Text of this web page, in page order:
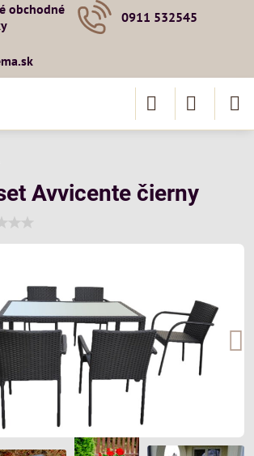
obchodné
0911 532545
Avvicente čierny